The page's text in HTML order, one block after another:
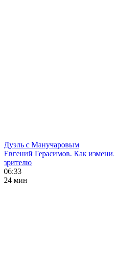
Дуэль с Манучаровым
Евгений Герасимов. Как
зрителю
06:33
24 мин